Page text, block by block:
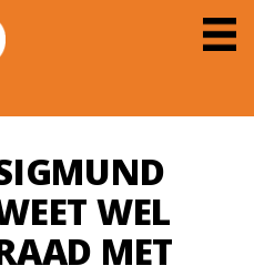
WEL
MET